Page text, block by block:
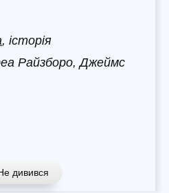
, історія
Райзборо, Джеймс
дивився